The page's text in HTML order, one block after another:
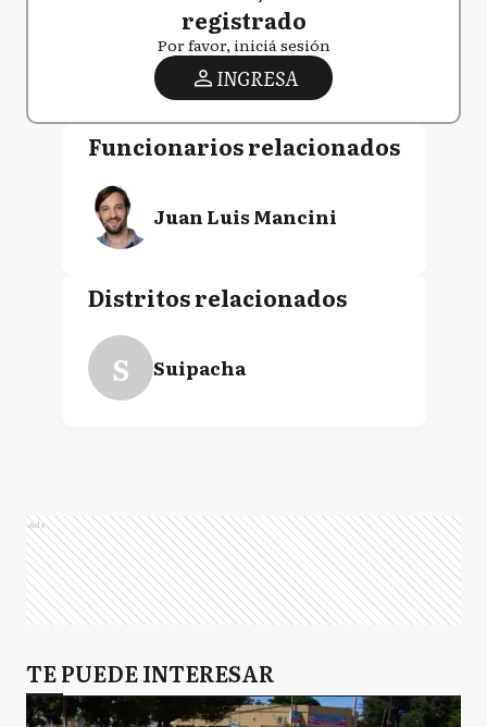
registrado
Por favor, iniciá sesión
INGRESA
Funcionarios relacionados
Juan Luis Mancini
Distritos relacionados
S Suipacha
Ads
TE PUEDE INTERESAR